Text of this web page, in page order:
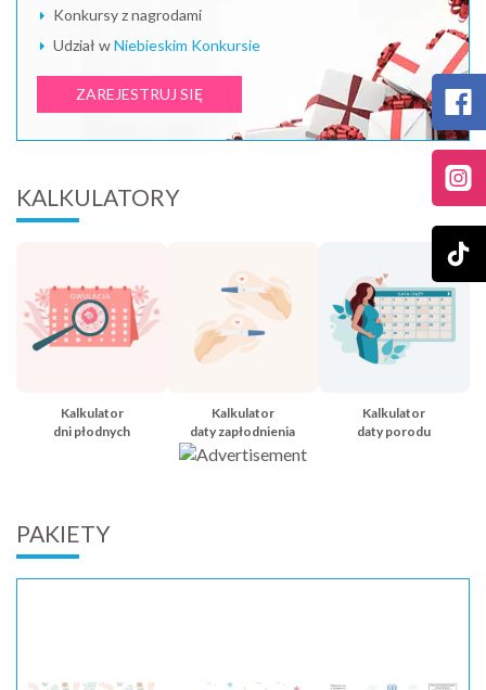
Konkursy z nagrodami
Udział wNiebieskim Konkursie
ZAREJESTRUJ SIĘ
KALKULATORY
Kalkulator
dni płodnych
Kalkulator
daty zapłodnienia
Kalkulator
daty porodu
PAKIETY